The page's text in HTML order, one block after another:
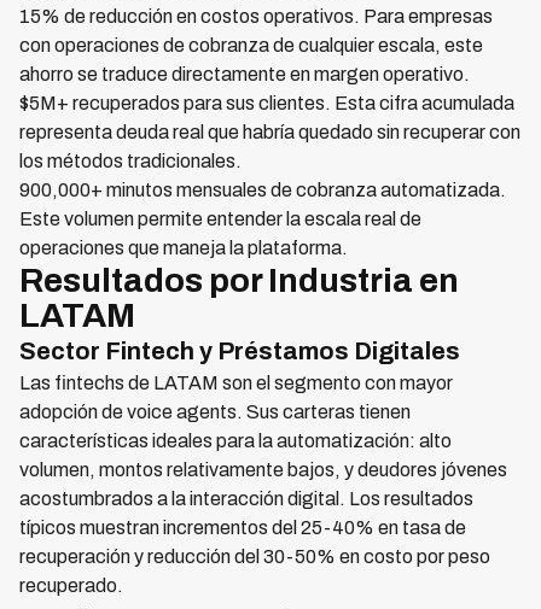
15% de reducción en costos operativos. Para empresas
con operaciones de cobranza de cualquier escala, este
ahorro se traduce directamente en margen operativo.
$5M+ recuperados para sus clientes. Esta cifra acumulada
representa deuda real que habría quedado sin recuperar con
los métodos tradicionales.
900,000+ minutos mensuales de cobranza automatizada.
Este volumen permite entender la escala real de
operaciones que maneja la plataforma.
Resultados por Industria en
LATAM
Sector Fintech y Préstamos Digitales
Las fintechs de LATAM son el segmento con mayor
adopción de voice agents. Sus carteras tienen
características ideales para la automatización: alto
volumen, montos relativamente bajos, y deudores jóvenes
acostumbrados a la interacción digital. Los resultados
típicos muestran incrementos del 25-40% en tasa de
recuperación y reducción del 30-50% en costo por peso
recuperado.